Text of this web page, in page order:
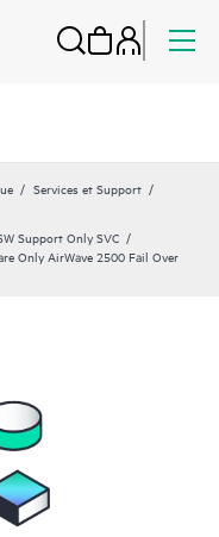
Services et Support
Support Only SVC
Only AirWave 2500 Fail Over